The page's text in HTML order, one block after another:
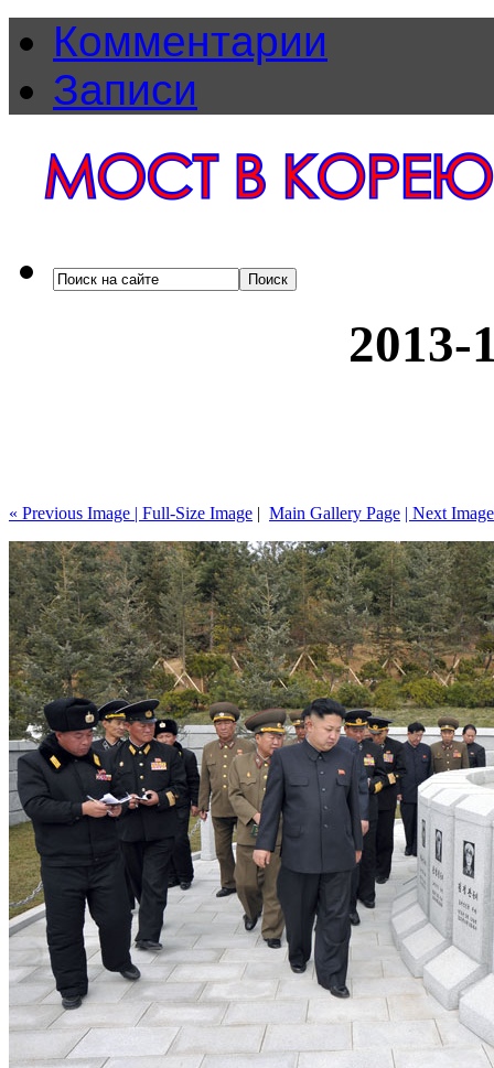
Комментарии
Записи
2013-
« Previous Image | Full-Size Image | Main Gallery Page | Next